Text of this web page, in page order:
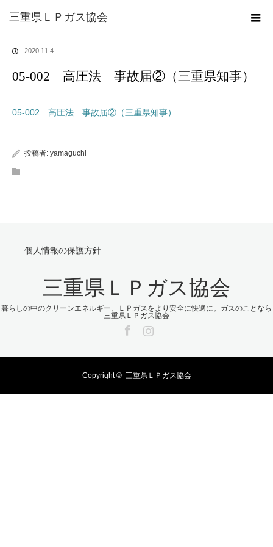
三重県ＬＰガス協会
ブログ
05-002 高圧法 事故届②（三重県知事）
2020.11.4
05-002 高圧法 事故届②（三重県知事）
05-002 高圧法 事故届②（三重県知事）
投稿者: yamaguchi
個人情報の保護方針
三重県ＬＰガス協会
暮らしの中のクリーンエネルギー、ＬＰガスをより安全に快適に。ガスのことなら
三重県ＬＰガス協会
Copyright © 三重県ＬＰガス協会